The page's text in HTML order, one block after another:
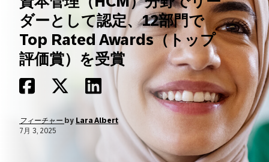
ダーとして認定、12部門で
Top Rated Awards（トップ
評価賞）を受賞
フィーチャー by Lara Albert
7月 3, 2025